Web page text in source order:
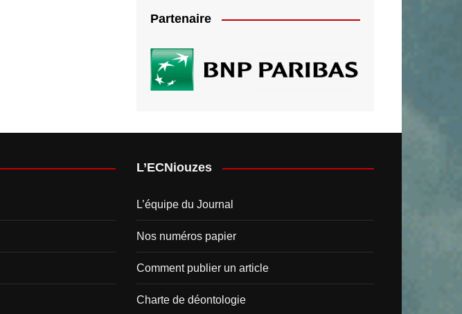
Partenaire
L’ECNiouzes
L’équipe du Journal
Nos numéros papier
Comment publier un article
Charte de déontologie